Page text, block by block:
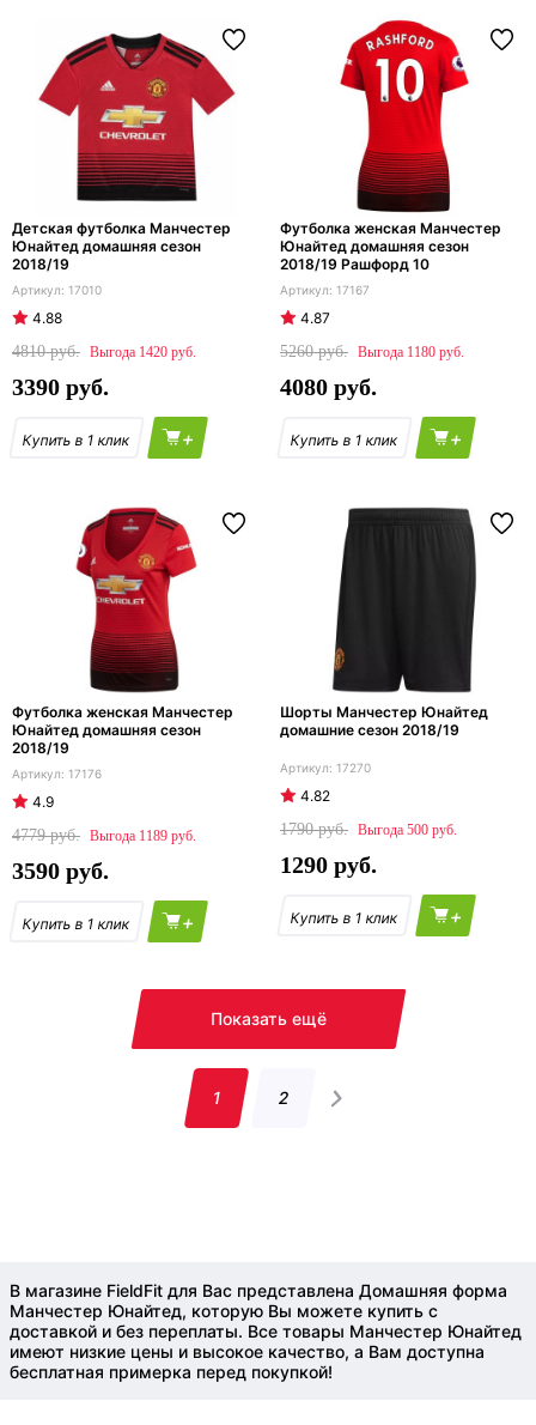
Детская футболка Манчестер
Юнайтед домашняя сезон
2018/19
17010
4.88
4810
1420
3390
+
Футболка женская Манчестер
Юнайтед домашняя сезон
2018/19 Рашфорд 10
17167
4.87
5260
1180
4080
+
Футболка женская Манчестер
Юнайтед домашняя сезон
2018/19
17176
4.9
4779
1189
3590
+
Шорты Манчестер Юнайтед
домашние сезон 2018/19
17270
4.82
1790
500
1290
+
Показать ещё
1 2
В магазине FieldFit для Вас представлена Домашняя форма
Манчестер Юнайтед, которую Вы можете купить с
доставкой и без переплаты. Все товары Манчестер Юнайтед
имеют низкие цены и высокое качество, а Вам доступна
бесплатная примерка перед покупкой!